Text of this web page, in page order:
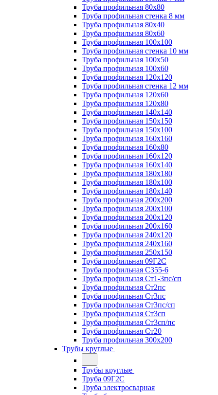
Труба профильная 80х80
Труба профильная стенка 8 мм
Труба профильная 80х40
Труба профильная 80х60
Труба профильная 100х100
Труба профильная стенка 10 мм
Труба профильная 100х50
Труба профильная 100х60
Труба профильная 120х120
Труба профильная стенка 12 мм
Труба профильная 120х60
Труба профильная 120х80
Труба профильная 140х140
Труба профильная 150х150
Труба профильная 150х100
Труба профильная 160х160
Труба профильная 160х80
Труба профильная 160х120
Труба профильная 160х140
Труба профильная 180х180
Труба профильная 180х100
Труба профильная 180х140
Труба профильная 200х200
Труба профильная 200х100
Труба профильная 200х120
Труба профильная 200х160
Труба профильная 240х120
Труба профильная 240х160
Труба профильная 250х150
Труба профильная 09Г2С
Труба профильная С355-6
Труба профильная Ст1-3пс/сп
Труба профильная Ст2пс
Труба профильная Ст3пс
Труба профильная Ст3пс/сп
Труба профильная Ст3сп
Труба профильная Ст3сп/пс
Труба профильная Ст20
Труба профильная 300х200
Трубы круглые
Трубы круглые
Труба 09Г2С
Труба электросварная